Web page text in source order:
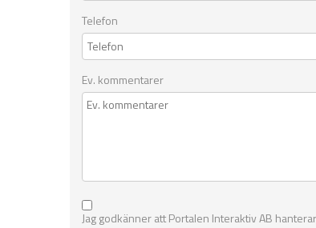
Telefon
Ev. kommentarer
Jag godkänner att Portalen Interaktiv AB